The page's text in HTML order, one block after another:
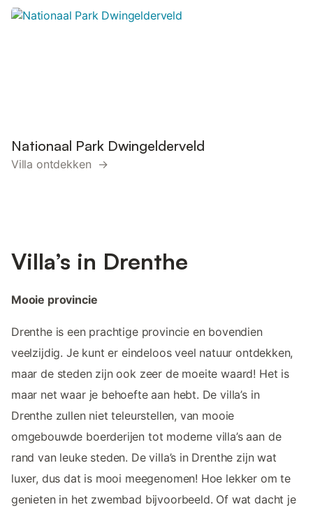
Nationaal Park Dwingelderveld
Villa ontdekken →
Villa’s in Drenthe
Mooie provincie
Drenthe is een prachtige provincie en bovendien
veelzijdig. Je kunt er eindeloos veel natuur ontdekken,
maar de steden zijn ook zeer de moeite waard! Het is
maar net waar je behoefte aan hebt. De villa’s in
Drenthe zullen niet teleurstellen, van mooie
omgebouwde boerderijen tot moderne villa’s aan de
rand van leuke steden. De villa’s in Drenthe zijn wat
luxer, dus dat is mooi meegenomen! Hoe lekker om te
genieten in het zwembad bijvoorbeeld. Of wat dacht je